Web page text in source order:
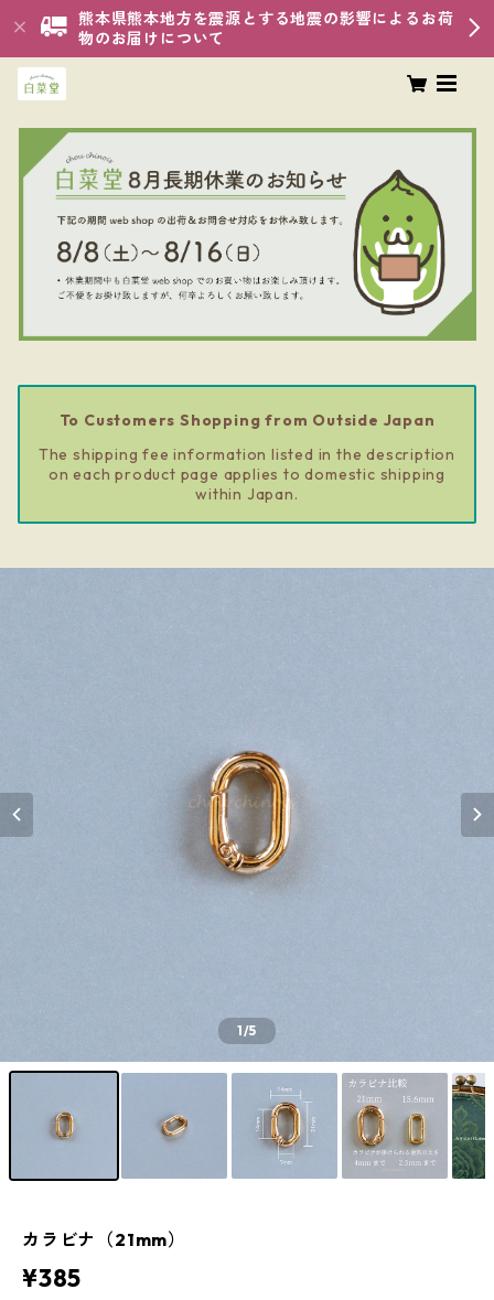
熊本県熊本地方を震源とする地震の影響によるお荷
物のお届けについて
To Customers Shopping from Outside Japan
The shipping fee information listed in the description
on each product page applies to domestic shipping
within Japan.
1/5
カラビナ（21mm）
¥385